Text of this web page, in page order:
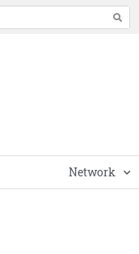
Network